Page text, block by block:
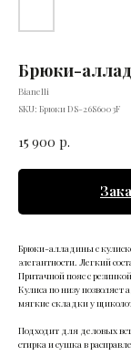
Брюки-
Bianelli
SKU: Брюки DS-26S6003F
15 900 р.
Брюки-алладины с
элегантности. Легкий
Притачной пояс с
Кулиса по низу позволяет
мягкие складки у
Подходит для деловых
стирка и сушка в